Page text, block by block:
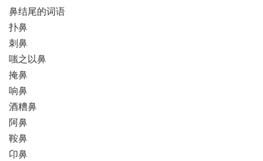
鼻结尾的词语
扑鼻
刺鼻
嗤之以鼻
掩鼻
响鼻
酒糟鼻
阿鼻
鞍鼻
卬鼻